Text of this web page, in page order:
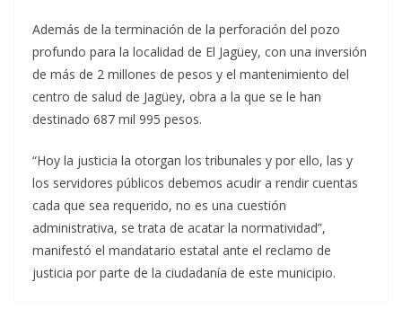
Además de la terminación de la perforación del pozo
profundo para la localidad de El Jagüey, con una inversión
de más de 2 millones de pesos y el mantenimiento del
centro de salud de Jagüey, obra a la que se le han
destinado 687 mil 995 pesos.
“Hoy la justicia la otorgan los tribunales y por ello, las y
los servidores públicos debemos acudir a rendir cuentas
cada que sea requerido, no es una cuestión
administrativa, se trata de acatar la normatividad”,
manifestó el mandatario estatal ante el reclamo de
justicia por parte de la ciudadanía de este municipio.